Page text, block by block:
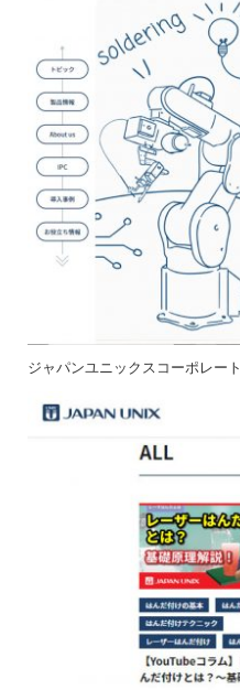
ジャパンユニックスコーポレー